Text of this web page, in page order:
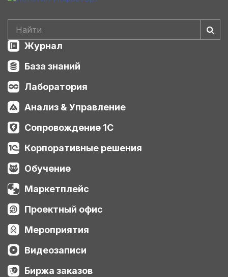
Журнал
База знаний
Лаборатория
Анализ & Управление
Сопровождение 1С
Корпоративные решения
Обучение
Маркетплейс
Проектный офис
Мероприятия
Видеозаписи
Биржа заказов